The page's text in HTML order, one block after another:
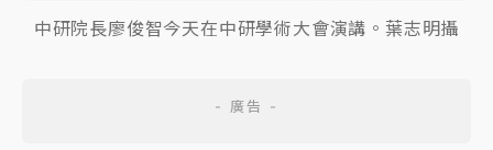
中研院長廖俊智今天在中研學術大會演講。葉志明攝